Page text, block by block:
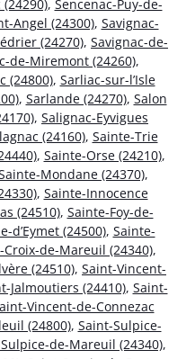
(24290), Sencenac-Puy-de-
Angel (24300), Savignac-
(24270), Savignac-de-
de-Miremont (24260),
(24800), Sarliac-sur-l’Isle
, Sarlande (24270), Salon
, Salignac-Eyvigues
(24160), Sainte-Trie
, Sainte-Orse (24210),
Mondane (24370),
, Sainte-Innocence
(24510), Sainte-Foy-de-
d’Eymet (24500), Sainte-
Croix-de-Mareuil (24340),
(24510), Saint-Vincent-
Jalmoutiers (24410), Saint-
Vincent-de-Connezac
(24800), Saint-Sulpice-
de-Mareuil (24340),